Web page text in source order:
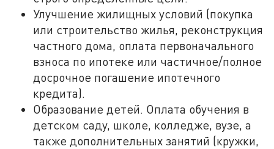
Улучшение жилищных условий (покупка
или строительство жилья, реконструкция
частного дома, оплата первоначального
взноса по ипотеке или частичное/полное
досрочное погашение ипотечного
кредита).
Образование детей. Оплата обучения в
детском саду, школе, колледже, вузе, а
также дополнительных занятий (кружки,